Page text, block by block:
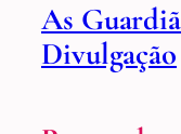
As
Divulgação